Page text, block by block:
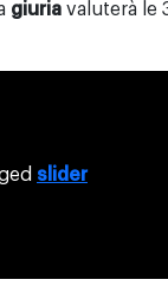
giuria valuterà le
slider